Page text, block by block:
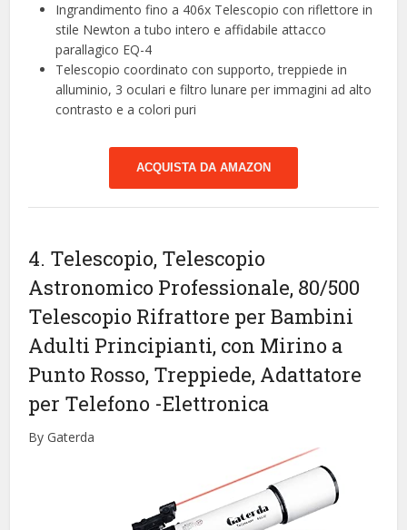
Ingrandimento fino a 406x Telescopio con riflettore in
stile Newton a tubo intero e affidabile attacco
parallagico EQ-4
Telescopio coordinato con supporto, treppiede in
alluminio, 3 oculari e filtro lunare per immagini ad alto
contrasto e a colori puri
ACQUISTA DA AMAZON
4. Telescopio, Telescopio
Astronomico Professionale, 80/500
Telescopio Rifrattore per Bambini
Adulti Principianti, con Mirino a
Punto Rosso, Treppiede, Adattatore
per Telefono -Elettronica
By Gaterda